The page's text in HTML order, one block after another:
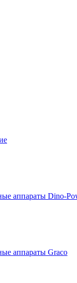
аппараты Dino-
аппараты Graco